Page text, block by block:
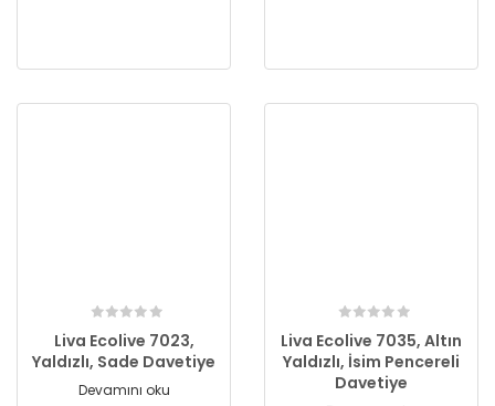
Liva Ecolive 7023,
Yaldızlı, Sade Davetiye
Devamını oku
Liva Ecolive 7035, Altın
Yaldızlı, İsim Pencereli
Davetiye